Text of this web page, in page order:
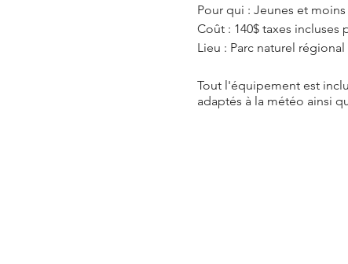
Pour qui : Jeunes et
Coût : 140$ taxes incluses
Lieu : Parc naturel
Tout l'équipement est
adaptés à la météo ainsi